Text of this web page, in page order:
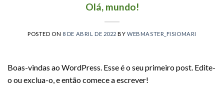
Olá, mundo!
POSTED ON 8 DE ABRIL DE 2022 BYWEBMASTER_FISIOMARI
Boas-vindas ao WordPress. Esse é o seu primeiro post. Edite-
o ou exclua-o, e então comece a escrever!